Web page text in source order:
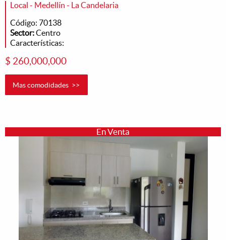
Local - Medellín - La Candelaria
Código: 70138
Sector:Centro
Características:
$ 260,000,000
Mas comodidades >>
En Venta